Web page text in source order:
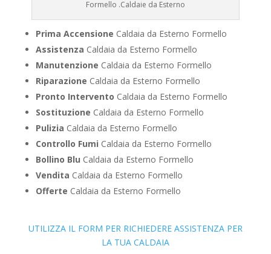
Formello .Caldaie da Esterno
Prima Accensione Caldaia da Esterno Formello
Assistenza Caldaia da Esterno Formello
Manutenzione Caldaia da Esterno Formello
Riparazione Caldaia da Esterno Formello
Pronto Intervento Caldaia da Esterno Formello
Sostituzione Caldaia da Esterno Formello
Pulizia Caldaia da Esterno Formello
Controllo Fumi Caldaia da Esterno Formello
Bollino Blu Caldaia da Esterno Formello
Vendita Caldaia da Esterno Formello
Offerte Caldaia da Esterno Formello
UTILIZZA IL FORM PER RICHIEDERE ASSISTENZA PER
LA TUA CALDAIA